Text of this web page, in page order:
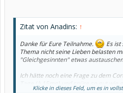
Zitat von Anadins: ↑
Danke für Eure Teilnahme.
Es
Thema nicht seine Lieben belasten
"Gleichgesinnten" etwas
Ich hätte noch eine Frage zu dem
zusätzliches leichtes Ziehen in fast
Klicke in dieses Feld, um es in